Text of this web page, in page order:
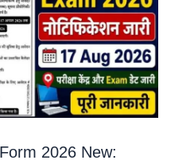
2026 New: